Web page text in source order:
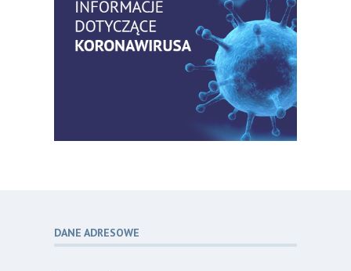
Kategoria:Szkolenia
06
Zaproszenie na Ogólnopolską
Konferencję Naukową „Terminologia
w pielęgniarstwie – komunikacja,
standaryzacja, praktyka”
06
Poza sezonem, poza schematem –
o nowym spojrzeniu na profilaktykę
DANE ADRESOWE